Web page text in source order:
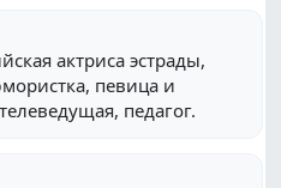
актриса эстрады,
певица и
педагог.